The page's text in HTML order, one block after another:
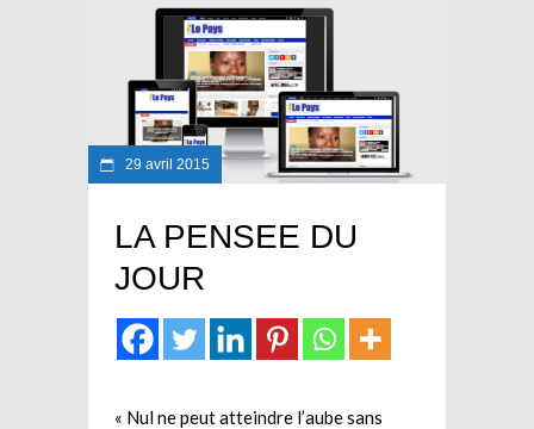
29 avril 2015
LA PENSEE DU
JOUR
« Nul ne peut atteindre l’aube sans